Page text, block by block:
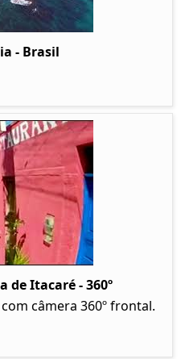
- Brasil
de Itacaré - 360º
câmera 360º frontal.